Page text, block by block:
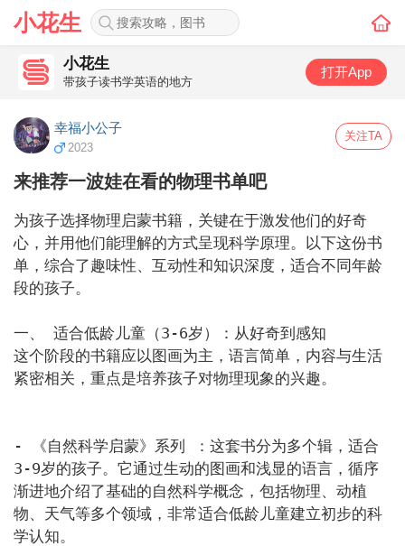
小花生
小花生
带孩子读书学英语的地方
打开App
幸福小公子
2023
关注TA
来推荐一波娃在看的物理书单吧
为孩子选择物理启蒙书籍，关键在于激发他们的好奇
心，并用他们能理解的方式呈现科学原理。以下这份书
单，综合了趣味性、互动性和知识深度，适合不同年龄
段的孩子。
一、 适合低龄儿童（3-6岁）：从好奇到感知
这个阶段的书籍应以图画为主，语言简单，内容与生活
紧密相关，重点是培养孩子对物理现象的兴趣。
- 《自然科学启蒙》系列 ：这套书分为多个辑，适合
3-9岁的孩子。它通过生动的图画和浅显的语言，循序
渐进地介绍了基础的自然科学概念，包括物理、动植
物、天气等多个领域，非常适合低龄儿童建立初步的科
学认知。